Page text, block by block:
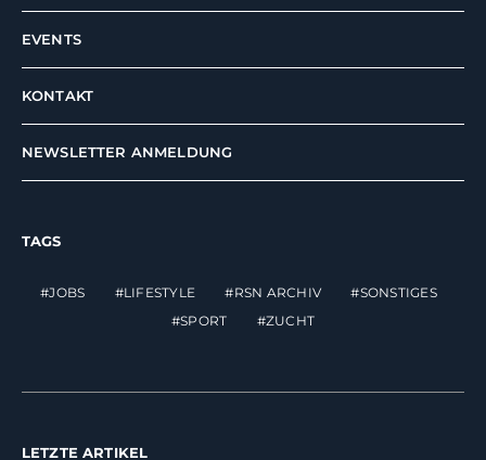
EVENTS
KONTAKT
NEWSLETTER ANMELDUNG
TAGS
JOBS LIFESTYLE RSN ARCHIV
SONSTIGES
SPORT
ZUCHT
LETZTE ARTIKEL